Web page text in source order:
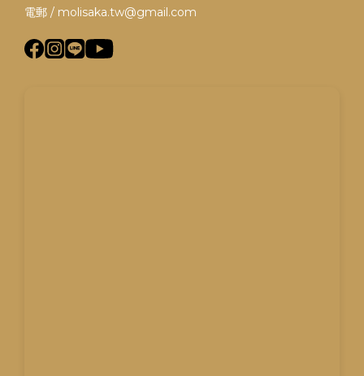
電郵 / molisaka.tw@gmail.com